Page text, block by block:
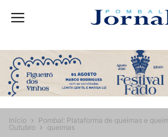
Início
Pombal: Plataforma de queimas e
Outubro
queimas